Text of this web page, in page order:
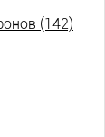
(142)